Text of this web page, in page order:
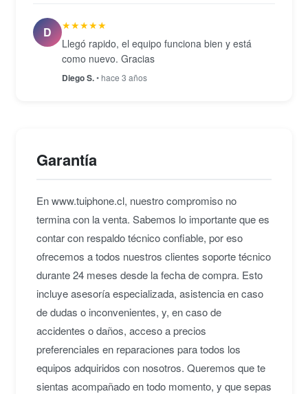
D
★★★★★
Llegó rapido, el equipo funciona bien y está
como nuevo. Gracias
Diego S.• hace 3 años
Garantía
En www.tuiphone.cl, nuestro compromiso no
termina con la venta. Sabemos lo importante que es
contar con respaldo técnico confiable, por eso
ofrecemos a todos nuestros clientes soporte técnico
durante 24 meses desde la fecha de compra. Esto
incluye asesoría especializada, asistencia en caso
de dudas o inconvenientes, y, en caso de
accidentes o daños, acceso a precios
preferenciales en reparaciones para todos los
equipos adquiridos con nosotros. Queremos que te
sientas acompañado en todo momento, y que sepas